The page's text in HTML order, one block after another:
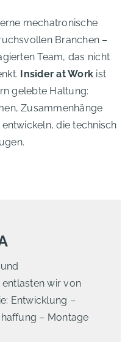
mechatronische
Branchen –
Team, das nicht
Insider at Work ist
gelebte Haltung:
Zusammenhänge
die technisch
wir von
Entwicklung –
– Montage